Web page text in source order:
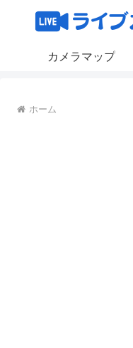
カメラマップ
ホーム